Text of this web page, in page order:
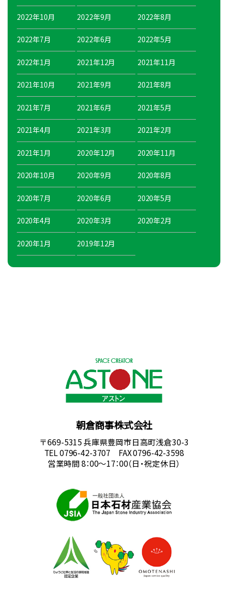
2022年10月 2022年9月 2022年8月
2022年7月 2022年6月 2022年5月
2022年1月 2021年12月 2021年11月
2021年10月 2021年9月 2021年8月
2021年7月 2021年6月 2021年5月
2021年4月 2021年3月 2021年2月
2021年1月 2020年12月 2020年11月
2020年10月 2020年9月 2020年8月
2020年7月 2020年6月 2020年5月
2020年4月 2020年3月 2020年2月
2020年1月 2019年12月
朝倉商事株式会社
〒669-5315 兵庫県豊岡市日高町浅倉30-3
TEL 0796-42-3707 FAX 0796-42-3598
営業時間 8：00～17：00（日・祝定休日）